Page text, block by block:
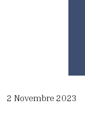
2 Novembre 2023